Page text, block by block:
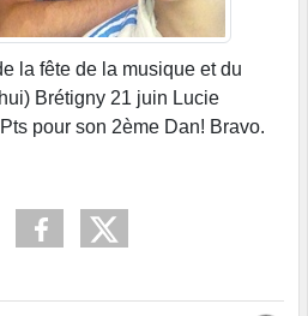
la fête de la musique et du
Brétigny 21 juin Lucie
pour son 2ème Dan! Bravo.